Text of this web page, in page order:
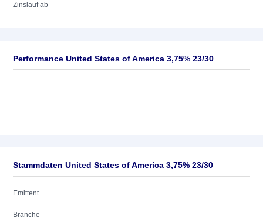
Zinslauf ab
Performance United States of America 3,75% 23/30
Stammdaten United States of America 3,75% 23/30
Emittent
Branche